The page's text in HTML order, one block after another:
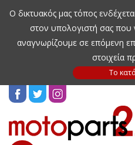
Ο δικτυακός μας τόπος
στον υπολογιστή σας που
αναγνωρίζουμε σε επόμενη
στοιχεία